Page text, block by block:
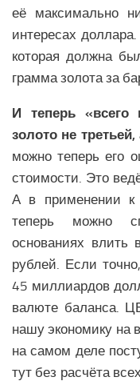
её максимально
интересах
которая должна
грамма золота за
И теперь «всего
золото не
можно теперь его
стоимости. Это
А в применении к
теперь можно
основаниях влить
рублей. Если
45 миллиардов
валюте баланса.
нашу экономику на
на самом деле
тут без расчёта